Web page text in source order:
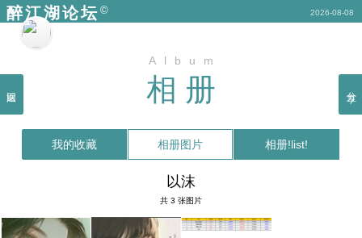
醉江湖论坛
© 2026-08-08
Album
相册
我的收藏 相册图片 相册!list!
以沫
共 3 张图片